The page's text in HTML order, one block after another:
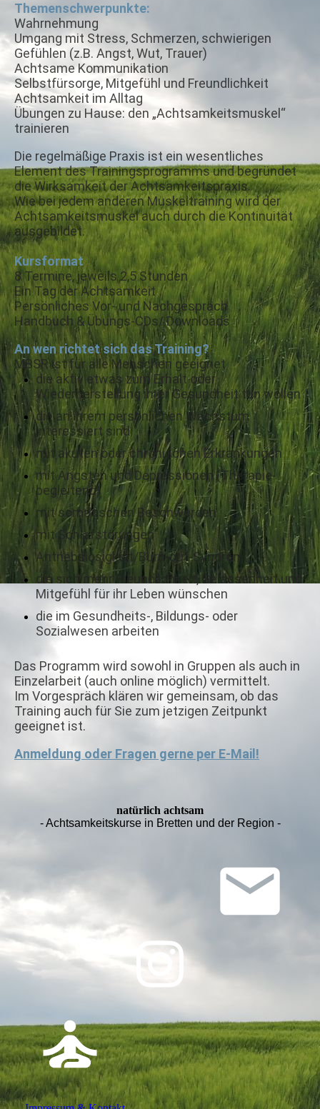
Themenschwerpunkte:
Wahrnehmung
Umgang mit Stress, Schmerzen, schwierigen
Gefühlen (z.B. Angst, Wut, Trauer)
Achtsame Kommunikation
Selbstfürsorge, Mitgefühl und Freundlichkeit
Achtsamkeit im Alltag
Übungen zu Hause: den „Achtsamkeitsmuskel“
trainieren
Die regelmäßige Praxis ist ein wesentliches
Element des Trainingsprogramms und begründet
die Wirksamkeit der Achtsamkeitspraxis.
Wie bei jedem anderen Muskeltraining wird der
Achtsamkeitsmuskel auch durch die Kontinuität
ausgebildet.
Kursformat
8 Termine, jeweils 2,5 Stunden
Ein Tag der Achtsamkeit
Persönliches Vor- und Nachgespräch
Handbuch & Übungs-CDs/ Downloads
An wen richtet sich das Training?
MBSR ist für alle Menschen geeignet
die aktiv etwas zum Erhalt oder
Wiederherstellung ihrer Gesundheit tun wollen
die an ihrem persönlichen Wachstum
interessiert sind
mit akuten oder chronischen Erkrankungen
mit Ängsten und Depressionen (Therapie-
begleitend)
mit somatischen Beschwerden
mit Schlafstörungen
Antriebslosigkeit/Burn-out-Syndrom
die sich mehr Freundlichkeit, Gelassenheit und
Mitgefühl für ihr Leben wünschen
die im Gesundheits-, Bildungs- oder
Sozialwesen arbeiten
Das Programm wird sowohl in Gruppen als auch in
Einzelarbeit (auch online möglich) vermittelt.
Im Vorgespräch klären wir gemeinsam, ob das
Training auch für Sie zum jetzigen Zeitpunkt
geeignet ist.
Anmeldung oder Fragen gerne per E-Mail!
natürlich achtsam
- Achtsamkeitskurse in Bretten und der Region -